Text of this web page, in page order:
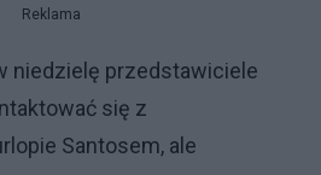
Reklama
niedzielę przedstawiciele
się z
Santosem, ale